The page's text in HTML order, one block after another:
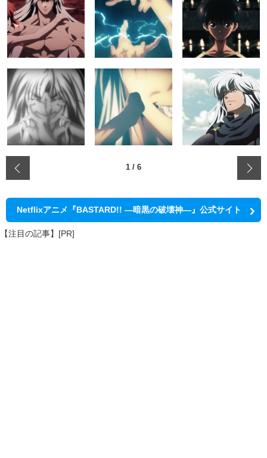
1 / 6
Netflixアニメ『BASTARD!! ―暗黒の破壊神―』公式サイト
【注目の記事】[PR]